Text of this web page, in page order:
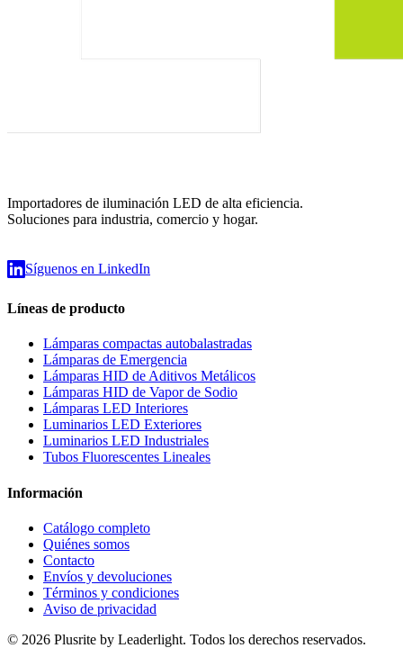
Importadores de iluminación LED de alta eficiencia.
Soluciones para industria, comercio y hogar.
Síguenos en LinkedIn
Líneas de producto
Lámparas compactas autobalastradas
Lámparas de Emergencia
Lámparas HID de Aditivos Metálicos
Lámparas HID de Vapor de Sodio
Lámparas LED Interiores
Luminarios LED Exteriores
Luminarios LED Industriales
Tubos Fluorescentes Lineales
Información
Catálogo completo
Quiénes somos
Contacto
Envíos y devoluciones
Términos y condiciones
Aviso de privacidad
© 2026 Plusrite by Leaderlight. Todos los derechos reservados.